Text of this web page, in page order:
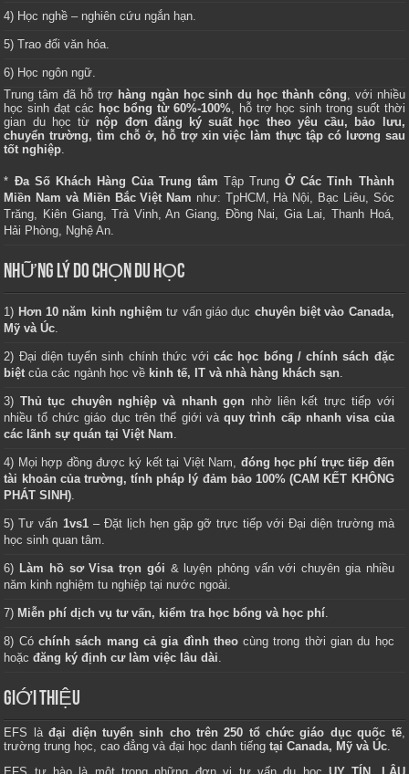
4) Học nghề – nghiên cứu ngắn hạn.
5) Trao đổi văn hóa.
6) Học ngôn ngữ.
Trung tâm đã hỗ trợ hàng ngàn học sinh du học thành công, với nhiều
học sinh đạt các học bổng từ 60%-100%, hỗ trợ học sinh trong suốt thời
gian du học từ nộp đơn đăng ký suất học theo yêu cầu, bảo lưu,
chuyển trường, tìm chỗ ở, hỗ trợ xin việc làm thực tập có lương sau
tốt nghiệp.
* Đa Số Khách Hàng Của Trung tâm Tập TrungỞ Các Tỉnh Thành
Miền Nam và Miền Bắc Việt Nam như: TpHCM, Hà Nội, Bạc Liêu, Sóc
Trăng, Kiên Giang, Trà Vinh, An Giang, Đồng Nai, Gia Lai, Thanh Hoá,
Hải Phòng, Nghệ An.
NHỮNG LÝ DO CHỌN DU HỌC
1) Hơn 10 năm kinh nghiệm tư vấn giáo dục chuyên biệt vào Canada,
Mỹ và Úc.
2) Đại diện tuyển sinh chính thức vớicác học bổng / chính sách đặc
biệt của các ngành học về kinh tế, IT và nhà hàng khách sạn.
3) Thủ tục chuyên nghiệp và nhanh gọn nhờ liên kết trực tiếp với
nhiều tổ chức giáo dục trên thế giới vàquy trình cấp nhanh visa của
các lãnh sự quán tại Việt Nam.
4) Mọi hợp đồng được ký kết tại Việt Nam, đóng học phí trực tiếp đến
tài khoản của trường, tính pháp lý đảm bảo 100% (CAM KẾT KHÔNG
PHÁT SINH).
5) Tư vấn 1vs1– Đặt lịch hẹn gặp gỡ trực tiếp với Đại diện trường mà
học sinh quan tâm.
6) Làm hồ sơ Visa trọn gói & luyện phỏng vấn với chuyên gia nhiều
năm kinh nghiệm tu nghiệp tại nước ngoài.
7) Miễn phí dịch vụ tư vấn, kiểm tra học bổng và học phí.
8) Cóchính sách mang cả gia đình theocùng trong thời gian du học
hoặcđăng ký định cư làm việc lâu dài.
GIỚI THIỆU
EFS làđại diện tuyển sinh cho trên 250 tổ chức giáo dục quốc tế,
trường trung học, cao đẳng và đại học danh tiếng tại Canada, Mỹ và Úc.